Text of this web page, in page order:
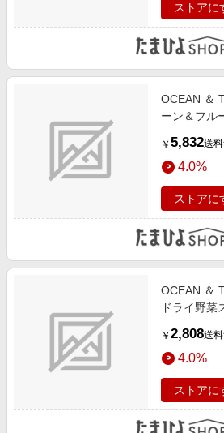
ストアに
OCEAN ＆
ーン＆フル
￥ 5,832送
4.0%
ストアに
OCEAN ＆
ドライ野菜
￥ 2,808送
4.0%
ストアに